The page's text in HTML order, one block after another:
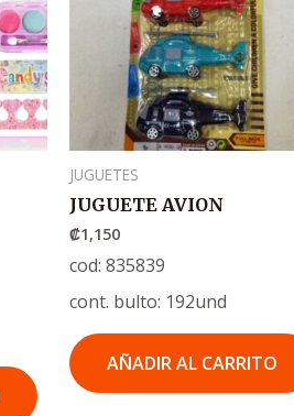
JUGUETES
JUGUETE AVION
₡1,150
cod: 835839
cont. bulto: 192und
AÑADIR AL CARRITO